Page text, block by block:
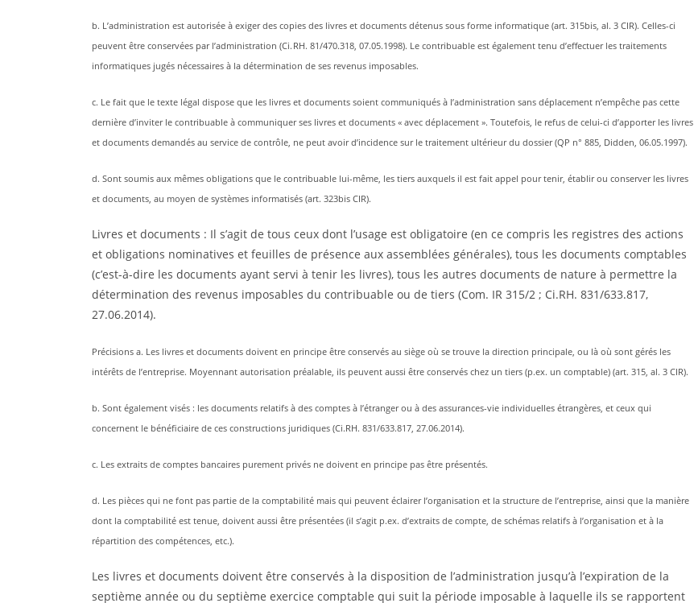
b. L’administration est autorisée à exiger des copies des livres et documents détenus sous forme informatique (art. 315bis, al. 3 CIR). Celles-ci
peuvent être conservées par l’administration (Ci. RH. 81/470.318, 07.05.1998). Le contribuable est également tenu d’effectuer les traitements
informatiques jugés nécessaires à la détermination de ses revenus imposables.
c. Le fait que le texte légal dispose que les livres et documents soient communiqués à l’administration sans déplacement n’empêche pas cette
dernière d’inviter le contribuable à communiquer ses livres et documents « avec déplacement ». Toutefois, le refus de celui-ci d’apporter les livres
et documents demandés au service de contrôle, ne peut avoir d’incidence sur le traitement ultérieur du dossier (QP n° 885, Didden, 06.05.1997).
d. Sont soumis aux mêmes obligations que le contribuable lui-même, les tiers auxquels il est fait appel pour tenir, établir ou conserver les livres
et documents, au moyen de systèmes informatisés (art. 323bis CIR).
Livres et documents : Il s’agit de tous ceux dont l’usage est obligatoire (en ce compris les registres des actions
et obligations nominatives et feuilles de présence aux assemblées générales), tous les documents comptables
(c’est-à-dire les documents ayant servi à tenir les livres), tous les autres documents de nature à permettre la
détermination des revenus imposables du contribuable ou de tiers (Com. IR 315/2 ; Ci.RH. 831/633.817,
27.06.2014).
Précisions a. Les livres et documents doivent en principe être conservés au siège où se trouve la direction principale, ou là où sont gérés les
intérêts de l’entreprise. Moyennant autorisation préalable, ils peuvent aussi être conservés chez un tiers (p.ex. un comptable) (art. 315, al. 3 CIR).
b. Sont également visés : les documents relatifs à des comptes à l’étranger ou à des assurances-vie individuelles étrangères, et ceux qui
concernent le bénéficiaire de ces constructions juridiques (Ci.RH. 831/633.817, 27.06.2014).
c. Les extraits de comptes bancaires purement privés ne doivent en principe pas être présentés.
d. Les pièces qui ne font pas partie de la comptabilité mais qui peuvent éclairer l’organisa­tion et la structure de l’entreprise, ainsi que la manière
dont la comptabilité est tenue, doivent aussi être présentées (il s’agit p.ex. d’extraits de compte, de schémas relatifs à l’organisation et à la
répartition des compétences, etc.).
Les livres et documents doivent être conservés à la disposition de l’administration jusqu’à l’expiration de la
septième année ou du septième exercice comptable qui suit la période imposable à laquelle ils se rapportent